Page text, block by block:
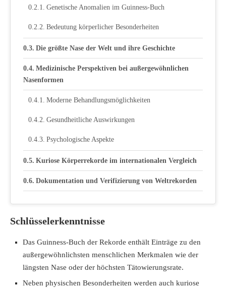
Genetische Anomalien im Guinness-Buch
Bedeutung körperlicher Besonderheiten
Die größte Nase der Welt und ihre Geschichte
Medizinische Perspektiven bei außergewöhnlichen
Nasenformen
Moderne Behandlungsmöglichkeiten
Gesundheitliche Auswirkungen
Psychologische Aspekte
Kuriose Körperrekorde im internationalen Vergleich
Dokumentation und Verifizierung von Weltrekorden
Offizielle Messverfahren
Gesellschaftliche Wahrnehmung von körperlichen
Rekorden
Fazit
Schlüsselerkenntnisse
Das Guinness-Buch der Rekorde enthält Einträge zu den
außergewöhnlichsten menschlichen Merkmalen wie der
längsten Nase oder der höchsten Tätowierungsrate.
Neben physischen Besonderheiten werden auch kuriose